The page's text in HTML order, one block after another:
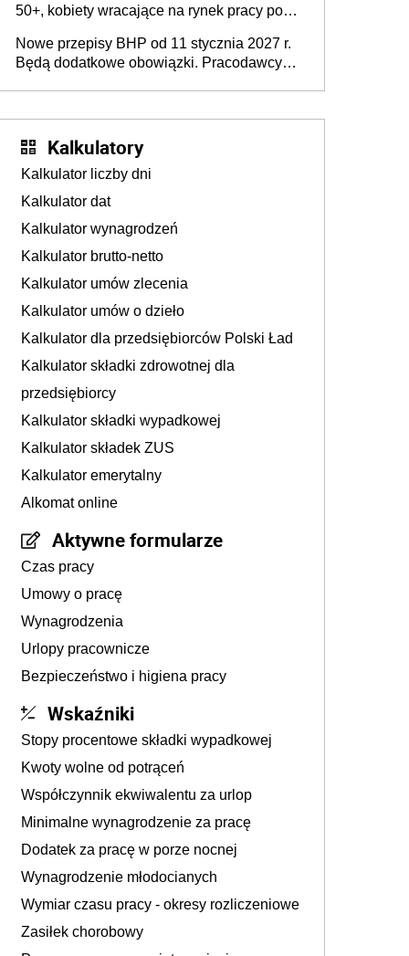
50+, kobiety wracające na rynek pracy po
osoby neuroatypowe. Powstanie Fundusz
na rzecz Inkluzywności w Zatrudnianiu?
Nowe przepisy BHP od 11 stycznia 2027 r.
Będą dodatkowe obowiązki. Pracodawcy
Kalkulatory
Kalkulator liczby dni
Kalkulator dat
Kalkulator wynagrodzeń
Kalkulator brutto-netto
Kalkulator umów zlecenia
Kalkulator umów o dzieło
Kalkulator dla przedsiębiorców Polski Ład
Kalkulator składki zdrowotnej dla
przedsiębiorcy
Kalkulator składki wypadkowej
Kalkulator składek ZUS
Kalkulator emerytalny
Alkomat online
Aktywne formularze
Czas pracy
Umowy o pracę
Wynagrodzenia
Urlopy pracownicze
Bezpieczeństwo i higiena pracy
Wskaźniki
Stopy procentowe składki wypadkowej
Kwoty wolne od potrąceń
Współczynnik ekwiwalentu za urlop
Minimalne wynagrodzenie za pracę
Dodatek za pracę w porze nocnej
Wynagrodzenie młodocianych
Wymiar czasu pracy - okresy rozliczeniowe
Zasiłek chorobowy